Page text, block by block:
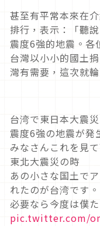
甚至有平常本來在
排行，表示：「聽
震度6強的地震。各
台灣以小小的國土
灣有需要，這次就輪
台湾で東日本大震
震度6強の地震が発
みなさんこれを見
東北大震災の時
あの小さな国土で
れたのが台湾です。
必要なら今度は僕
pic.twitter.com/